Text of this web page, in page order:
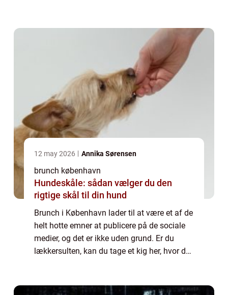
12 may 2026 Annika Sørensen
brunch københavn
Hundeskåle: sådan vælger du den
rigtige skål til din hund
Brunch i København lader til at være et af de
helt hotte emner at publicere på de sociale
medier, og det er ikke uden grund. Er du
lækkersulten, kan du tage et kig her, hvor du
https://brunchkøbenhavn.dk/....